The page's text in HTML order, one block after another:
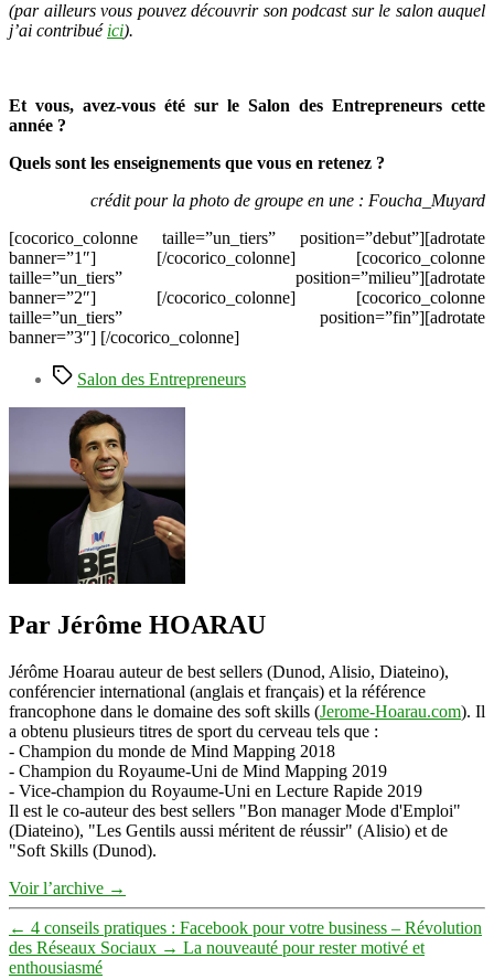
(par ailleurs vous pouvez découvrir son podcast sur le salon auquel
j’ai contribué ici).
Et vous, avez-vous été sur le Salon des Entrepreneurs cette
année ?
Quels sont les enseignements que vous en retenez ?
crédit pour la photo de groupe en une : Foucha_Muyard
[cocorico_colonne taille=”un_tiers” position=”debut”][adrotate
banner=”1″] [/cocorico_colonne] [cocorico_colonne
taille=”un_tiers” position=”milieu”][adrotate
banner=”2″] [/cocorico_colonne] [cocorico_colonne
taille=”un_tiers” position=”fin”][adrotate
banner=”3″] [/cocorico_colonne]
Étiquettes
Salon des Entrepreneurs
Par Jérôme HOARAU
Jérôme Hoarau auteur de best sellers (Dunod, Alisio, Diateino),
conférencier international (anglais et français) et la référence
francophone dans le domaine des soft skills (Jerome-Hoarau.com). Il
a obtenu plusieurs titres de sport du cerveau tels que :
- Champion du monde de Mind Mapping 2018
- Champion du Royaume-Uni de Mind Mapping 2019
- Vice-champion du Royaume-Uni en Lecture Rapide 2019
Il est le co-auteur des best sellers "Bon manager Mode d'Emploi"
(Diateino), "Les Gentils aussi méritent de réussir" (Alisio) et de
"Soft Skills (Dunod).
Voir l’archive →
← 4 conseils pratiques : Facebook pour votre business – Révolution
des Réseaux Sociaux → La nouveauté pour rester motivé et
enthousiasmé